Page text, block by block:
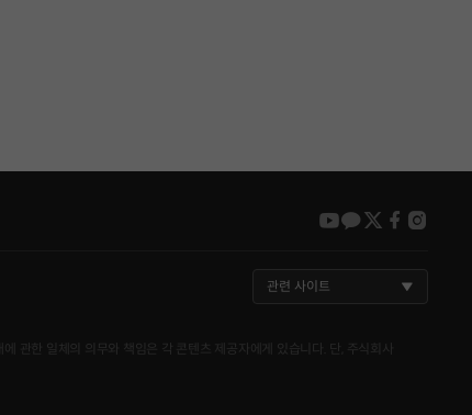
youtube
kakao
twitter
관련 사이트
관한 일체의 의무와 책임은 각 콘텐츠 제공자에게 있습니다. 단, 주식회사